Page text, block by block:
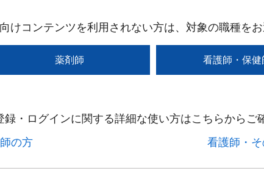
けコンテンツを利用されない方は、対象の職種を
薬剤師 看護師・保健
録・ログインに関する詳細な使い方はこちらからご
の方​
看護師・